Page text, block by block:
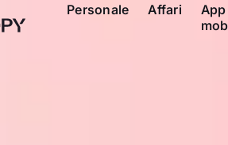
Personale Affari
App